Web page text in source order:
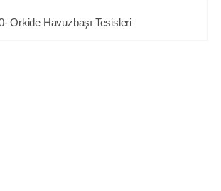
Orkide Havuzbaşı Tesisleri